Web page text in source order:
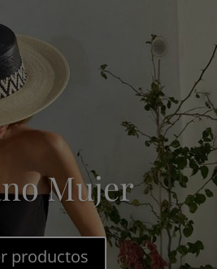
Mujer
productos